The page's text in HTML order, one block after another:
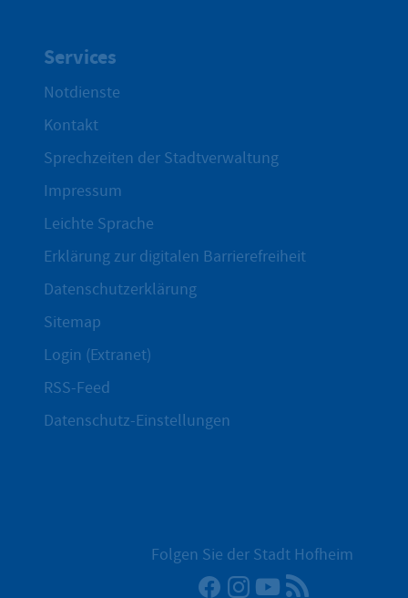
Services
Notdienste
Kontakt
Sprechzeiten der Stadtverwaltung
Impressum
Leichte Sprache
Erklärung zur digitalen Barrierefreiheit
Datenschutzerklärung
Sitemap
Login (Extranet)
RSS-Feed
Datenschutz-Einstellungen
Folgen Sie der Stadt Hofheim
Facebook
Instagram
YouTube